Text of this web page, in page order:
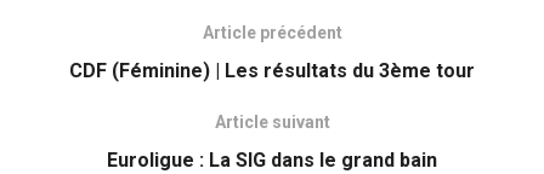
Article précédent
CDF (Féminine) | Les résultats du 3ème tour
Article suivant
Euroligue : La SIG dans le grand bain